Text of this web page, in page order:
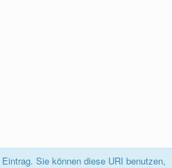
Sie können diese URI benutzen,